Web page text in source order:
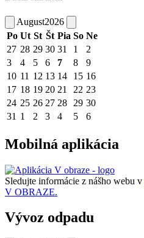
August2026
Po Ut St Št Pia So Ne
27 28 29 30 31 1
2
3
4 5 6 7 8
9
10 11 12 13 14 15 16
17 18 19 20 21 22 23
24 25 26 27 28 29 30
31 1 2 3 4 5 6
Mobilná aplikácia
Sledujte informácie z nášho webu v
V OBRAZE.
Vývoz odpadu